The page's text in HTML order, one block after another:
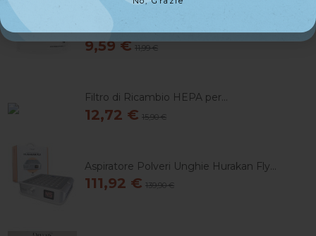
Filtri Pan Per Aspiratore Hurakan
9,59 € 11,99 €
Filtro di Ricambio HEPA per...
12,72 € 15,90 €
Aspiratore Polveri Unghie Hurakan Fly...
111,92 € 139,90 €